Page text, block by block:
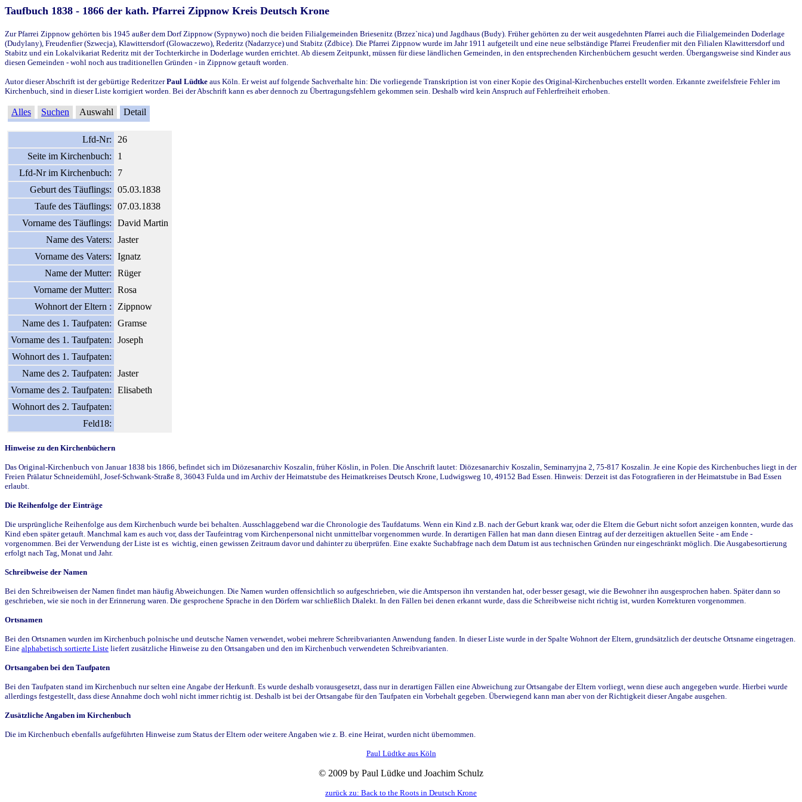
Taufbuch 1838 - 1866 der kath. Pfarrei Zippnow Kreis Deutsch Krone
Zur Pfarrei Zippnow gehörten bis 1945 außer dem Dorf Zippnow (Sypnywo) noch die beiden Filialgemeinden Briesenitz (Brzez`nica) und Jagdhaus (Budy). Früher gehörten zu der weit ausgedehnten Pfarrei auch die Filialgemeinden Doderlage
(Dudylany), Freudenfier (Szwecja), Klawittersdorf (Glowaczewo), Rederitz (Nadarzyce) und Stabitz (Zdbice). Die Pfarrei Zippnow wurde im Jahr 1911 aufgeteilt und eine neue selbständige Pfarrei Freudenfier mit den Filialen Klawittersdorf und
Stabitz und ein Lokalvikariat Rederitz mit der Tochterkirche in Doderlage wurden errichtet. Ab diesem Zeitpunkt, müssen für diese ländlichen Gemeinden, in den entsprechenden Kirchenbüchern gesucht werden. Übergangsweise sind Kinder aus
diesen Gemeinden - wohl noch aus traditionellen Gründen - in Zippnow getauft worden.
Autor dieser Abschrift ist der gebürtige RederitzerPaul Lüdtke aus Köln. Er weist auf folgende Sachverhalte hin: Die vorliegende Transkription ist von einer Kopie des Original-Kirchenbuches erstellt worden. Erkannte zweifelsfreie Fehler im
Kirchenbuch, sind in dieser Liste korrigiert worden. Bei der Abschrift kann es aber dennoch zu Übertragungsfehlern gekommen sein. Deshalb wird kein Anspruch auf Fehlerfreiheit erhoben.
Alles Suchen Auswahl Detail
Lfd-Nr:
26
Seite im Kirchenbuch:
1
Lfd-Nr im Kirchenbuch:
7
Geburt des Täuflings:
05.03.1838
Taufe des Täuflings:
07.03.1838
Vorname des Täuflings:
David Martin
Name des Vaters:
Jaster
Vorname des Vaters:
Ignatz
Name der Mutter:
Rüger
Vorname der Mutter:
Rosa
Wohnort der Eltern :
Zippnow
Name des 1. Taufpaten:
Gramse
Vorname des 1. Taufpaten:
Joseph
Wohnort des 1. Taufpaten:
Name des 2. Taufpaten:
Jaster
Vorname des 2. Taufpaten:
Elisabeth
Wohnort des 2. Taufpaten:
Feld18:
Hinweise zu den Kirchenbüchern
Das Original-Kirchenbuch von Januar 1838 bis 1866, befindet sich im Diözesanarchiv Koszalin, früher Köslin, in Polen. Die Anschrift lautet: Diözesanarchiv Koszalin, Seminarryjna 2, 75-817 Koszalin. Je eine Kopie des Kirchenbuches liegt in der
Freien Prälatur Schneidemühl, Josef-Schwank-Straße 8, 36043 Fulda und im Archiv der Heimatstube des Heimatkreises Deutsch Krone, Ludwigsweg 10, 49152 Bad Essen. Hinweis: Derzeit ist das Fotografieren in der Heimatstube in Bad Essen
erlaubt.
Die Reihenfolge der Einträge
Die ursprüngliche Reihenfolge aus dem Kirchenbuch wurde bei behalten. Ausschlaggebend war die Chronologie des Taufdatums. Wenn ein Kind z.B. nach der Geburt krank war, oder die Eltern die Geburt nicht sofort anzeigen konnten, wurde das
Kind eben später getauft. Manchmal kam es auch vor, dass der Taufeintrag vom Kirchenpersonal nicht unmittelbar vorgenommen wurde. In derartigen Fällen hat man dann diesen Eintrag auf der derzeitigen aktuellen Seite - am Ende -
vorgenommen. Bei der Verwendung der Liste ist es wichtig, einen gewissen Zeitraum davor und dahinter zu überprüfen. Eine exakte Suchabfrage nach dem Datum ist aus technischen Gründen nur eingeschränkt möglich. Die Ausgabesortierung
erfolgt nach Tag, Monat und Jahr.
Schreibweise der Namen
Bei den Schreibweisen der Namen findet man häufig Abweichungen. Die Namen wurden offensichtlich so aufgeschrieben, wie die Amtsperson ihn verstanden hat, oder besser gesagt, wie die Bewohner ihn ausgesprochen haben. Später dann so
geschrieben, wie sie noch in der Erinnerung waren. Die gesprochene Sprache in den Dörfern war schließlich Dialekt. In den Fällen bei denen erkannt wurde, dass die Schreibweise nicht richtig ist, wurden Korrekturen vorgenommen.
Ortsnamen
Bei den Ortsnamen wurden im Kirchenbuch polnische und deutsche Namen verwendet, wobei mehrere Schreibvarianten Anwendung fanden. In dieser Liste wurde in der Spalte Wohnort der Eltern, grundsätzlich der deutsche Ortsname eingetragen.
Eine alphabetisch sortierte Liste liefert zusätzliche Hinweise zu den Ortsangaben und den im Kirchenbuch verwendeten Schreibvarianten.
Ortsangaben bei den Taufpaten
Bei den Taufpaten stand im Kirchenbuch nur selten eine Angabe der Herkunft. Es wurde deshalb vorausgesetzt, dass nur in derartigen Fällen eine Abweichung zur Ortsangabe der Eltern vorliegt, wenn diese auch angegeben wurde. Hierbei wurde
allerdings festgestellt, dass diese Annahme doch wohl nicht immer richtig ist. Deshalb ist bei der Ortsangabe für den Taufpaten ein Vorbehalt gegeben. Überwiegend kann man aber von der Richtigkeit dieser Angabe ausgehen.
Zusätzliche Angaben im Kirchenbuch
Die im Kirchenbuch ebenfalls aufgeführten Hinweise zum Status der Eltern oder weitere Angaben wie z. B. eine Heirat, wurden nicht übernommen.
Paul Lüdtke aus Köln
© 2009 by Paul Lüdke und Joachim Schulz
zurück zu: Back to the Roots in Deutsch Krone